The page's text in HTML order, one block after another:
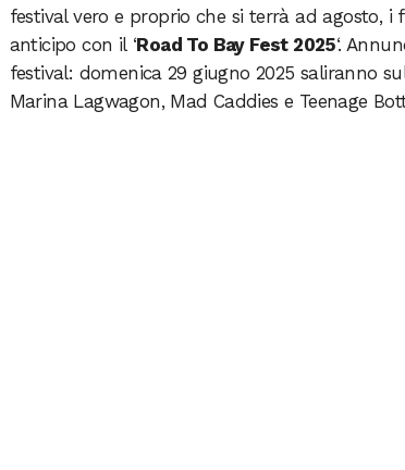
festival vero e proprio che si terrà ad agosto,
anticipo con il ‘Road To Bay Fest 2025‘.
festival: domenica 29 giugno 2025 saliranno
Marina Lagwagon, Mad Caddies e Teenage